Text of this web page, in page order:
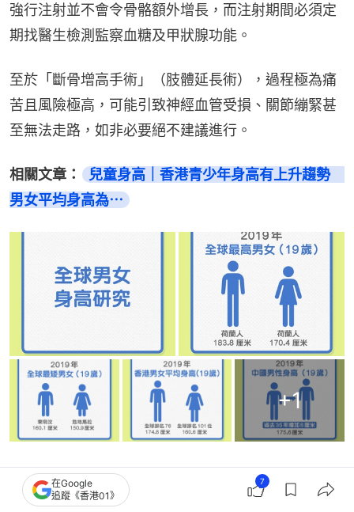
強行注射並不會令骨骼額外增長，而注射期間必須定
期找醫生檢測監察血糖及甲狀腺功能。
至於「斷骨增高手術」（肢體延長術），過程極為痛
苦且風險極高，可能引致神經血管受損、關節繃緊甚
至無法走路，如非必要絕不建議進行。
相關文章：
兒童身高｜香港青少年身高有上升趨勢
男女平均身高為⋯
+1
在Google
追蹤《香港01》
7